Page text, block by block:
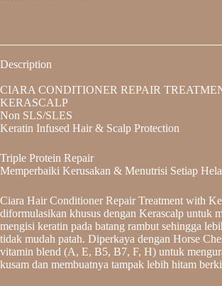
Description
CIARA CONDITIONER REPAIR
KERASCALP
Non SLS/SLES
Keratin Infused Hair & Scalp Protection
Triple Protein Repair
Memperbaiki Kerusakan & Menutrisi Setiap
Ciara Hair Conditioner Repair Treatment with
diformulasikan khusus dengan Kerascalp untuk
mengisi keratin pada batang rambut sehingga
tidak mudah patah. Diperkaya dengan Horse
vitamin blend (A, E, B5, B7, F, H) untuk
kusam dan membuatnya tampak lebih hitam